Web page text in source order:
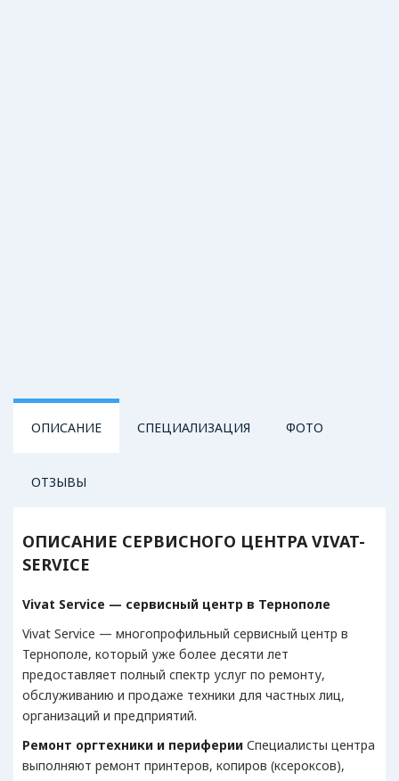
ОПИСАНИЕ СПЕЦИАЛИЗАЦИЯ ФОТО
ОТЗЫВЫ
ОПИСАНИЕ СЕРВИСНОГО ЦЕНТРА VIVAT-
SERVICE
Vivat Service — сервисный центр в Тернополе
Vivat Service — многопрофильный сервисный центр в
Тернополе, который уже более десяти лет
предоставляет полный спектр услуг по ремонту,
обслуживанию и продаже техники для частных лиц,
организаций и предприятий.
Ремонт оргтехники и периферии Специалисты центра
выполняют ремонт принтеров, копиров (ксероксов),
АУДИОТЕХНИКА